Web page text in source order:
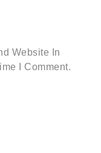
Website In
I Comment.